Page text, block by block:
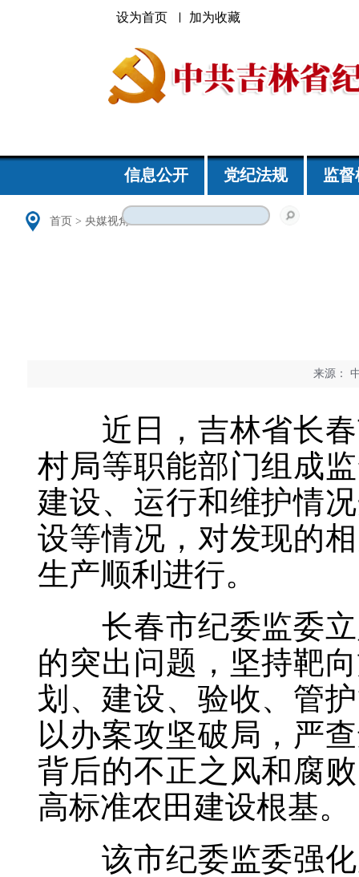
设为首页 加为收藏
信息公开 党纪法规 监
首页 > 央媒视角
来源：
近日，吉林省长春
村局等职能部门组成
建设、运行和维护情
设等情况，对发现的
生产顺利进行。
长春市纪委监委立
的突出问题，坚持靶
划、建设、验收、管
以办案攻坚破局，严
背后的不正之风和腐
高标准农田建设根基。
该市纪委监委强化